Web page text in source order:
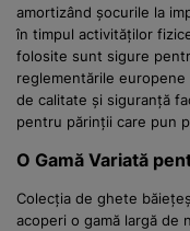
amortizând șocurile la
în timpul activităților
folosite sunt sigure
reglementările
de calitate și siguranță
pentru părinții care pun
O Gamă Variată
Colecția de ghete
acoperi o gamă largă